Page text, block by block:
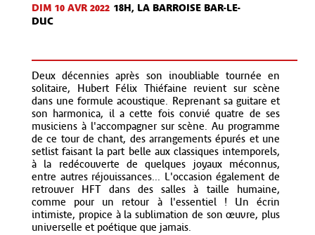
DIM 10 AVR 2022 18H, LA BARROISE BAR-LE-
DUC
Deux décennies après son inoubliable tournée en
solitaire, Hubert Félix Thiéfaine revient sur scène
dans une formule acoustique. Reprenant sa guitare et
son harmonica, il a cette fois convié quatre de ses
musiciens à l'accompagner sur scène. Au programme
de ce tour de chant, des arrangements épurés et une
setlist faisant la part belle aux classiques intemporels,
à la redécouverte de quelques joyaux méconnus,
entre autres réjouissances... L'occasion également de
retrouver HFT dans des salles à taille humaine,
comme pour un retour à l'essentiel ! Un écrin
intimiste, propice à la sublimation de son œuvre, plus
universelle et poétique que jamais.